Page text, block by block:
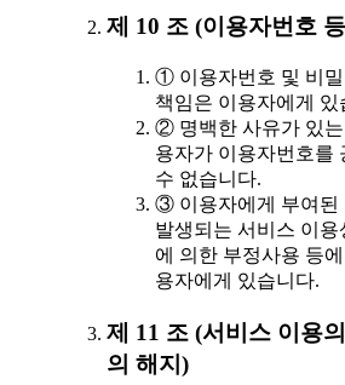
제 10 조 (이용자번호
① 이용자번호 및 비밀
책임은 이용자에게 있
② 명백한 사유가 있는
용자가 이용자번호를
수 없습니다.
③ 이용자에게 부여된
발생되는 서비스 이
에 의한 부정사용 등
용자에게 있습니다.
제 11 조 (서비스 이용
의 해지)